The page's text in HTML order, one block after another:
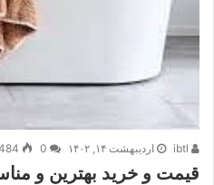
اردیبهشت ۱۴, ۱۴۰۲
قیمت و خرید بهترین و